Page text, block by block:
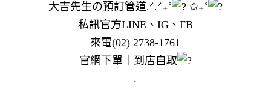
大吉先生の預訂管道.ᐟ.ᐟ₊˚
✩₊˚
私訊官方LINE、IG、FB
來電(02) 2738-1761
官網下單｜到店自取